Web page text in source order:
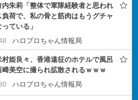
内朱莉「整体で軍隊経験者と思われ
荷で、私の骨と筋肉はもうグチャ
ている」
ハロプロちゃん情報局
村姫良々、香港遠征のホテルで風呂
美空に撮られ拡散されるｗｗｗ
ハロプロちゃん情報局